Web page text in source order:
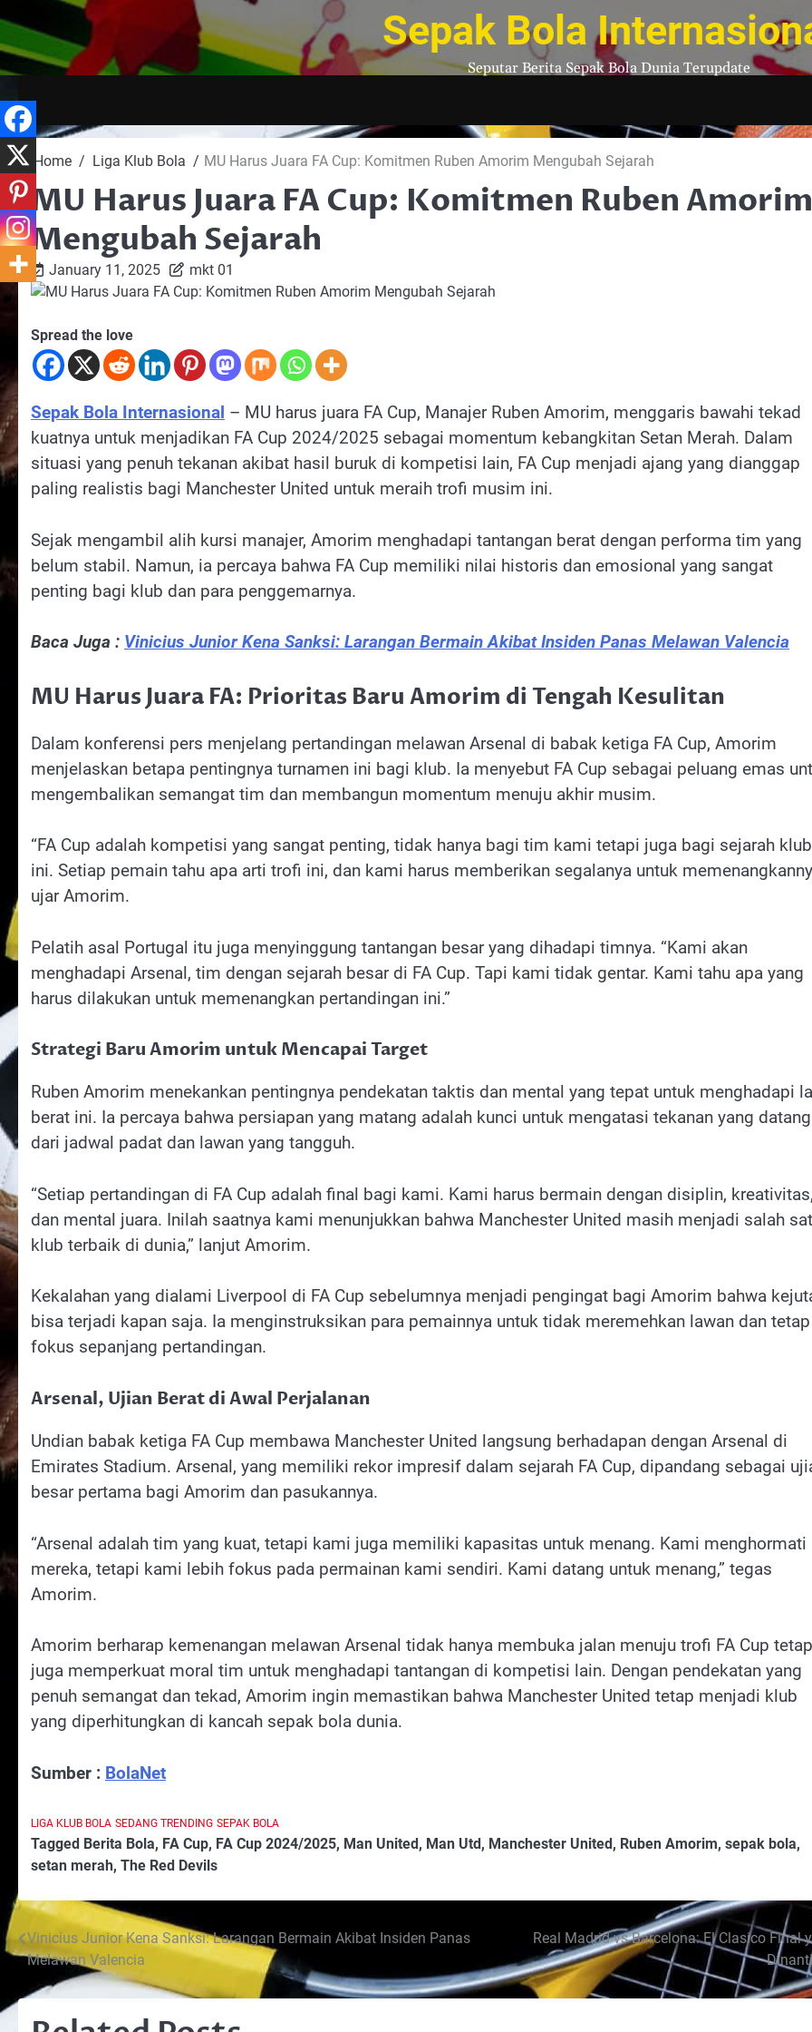
content
Sepak Bola
Seputar Berita Sepak Bola Dunia Terupdate
Home Liga Klub Bola MU Harus Juara FA Cup: Komitmen Ruben Amorim Mengubah Sejarah
MU Harus Juara FA Cup: Komitmen Ruben Amorim
Mengubah Sejarah
January 11, 2025 mkt 01
Spread the love
Sepak Bola Internasional – MU harus juara FA Cup, Manajer Ruben Amorim, menggaris bawahi tekad
kuatnya untuk menjadikan FA Cup 2024/2025 sebagai momentum kebangkitan Setan Merah. Dalam
situasi yang penuh tekanan akibat hasil buruk di kompetisi lain, FA Cup menjadi ajang yang dianggap
paling realistis bagi Manchester United untuk meraih trofi musim ini.
Sejak mengambil alih kursi manajer, Amorim menghadapi tantangan berat dengan performa tim yang
belum stabil. Namun, ia percaya bahwa FA Cup memiliki nilai historis dan emosional yang sangat
penting bagi klub dan para penggemarnya.
Baca Juga : Vinicius Junior Kena Sanksi: Larangan Bermain Akibat Insiden Panas Melawan Valencia
MU Harus Juara FA: Prioritas Baru Amorim di Tengah Kesulitan
Dalam konferensi pers menjelang pertandingan melawan Arsenal di babak ketiga FA Cup, Amorim
menjelaskan betapa pentingnya turnamen ini bagi klub. Ia menyebut FA Cup sebagai peluang emas
mengembalikan semangat tim dan membangun momentum menuju akhir musim.
“FA Cup adalah kompetisi yang sangat penting, tidak hanya bagi tim kami tetapi juga bagi sejarah klub
ini. Setiap pemain tahu apa arti trofi ini, dan kami harus memberikan segalanya untuk
ujar Amorim.
Pelatih asal Portugal itu juga menyinggung tantangan besar yang dihadapi timnya. “Kami akan
menghadapi Arsenal, tim dengan sejarah besar di FA Cup. Tapi kami tidak gentar. Kami tahu apa yang
harus dilakukan untuk memenangkan pertandingan ini.”
Strategi Baru Amorim untuk Mencapai Target
Ruben Amorim menekankan pentingnya pendekatan taktis dan mental yang tepat untuk menghadapi
berat ini. Ia percaya bahwa persiapan yang matang adalah kunci untuk mengatasi tekanan yang datang
dari jadwal padat dan lawan yang tangguh.
“Setiap pertandingan di FA Cup adalah final bagi kami. Kami harus bermain dengan disiplin,
dan mental juara. Inilah saatnya kami menunjukkan bahwa Manchester United masih menjadi salah
klub terbaik di dunia,” lanjut Amorim.
Kekalahan yang dialami Liverpool di FA Cup sebelumnya menjadi pengingat bagi Amorim bahwa
bisa terjadi kapan saja. Ia menginstruksikan para pemainnya untuk tidak meremehkan lawan dan tetap
fokus sepanjang pertandingan.
Arsenal, Ujian Berat di Awal Perjalanan
Undian babak ketiga FA Cup membawa Manchester United langsung berhadapan dengan Arsenal di
Emirates Stadium. Arsenal, yang memiliki rekor impresif dalam sejarah FA Cup, dipandang sebagai
besar pertama bagi Amorim dan pasukannya.
“Arsenal adalah tim yang kuat, tetapi kami juga memiliki kapasitas untuk menang. Kami menghormati
mereka, tetapi kami lebih fokus pada permainan kami sendiri. Kami datang untuk menang,” tegas
Amorim.
Amorim berharap kemenangan melawan Arsenal tidak hanya membuka jalan menuju trofi FA Cup
juga memperkuat moral tim untuk menghadapi tantangan di kompetisi lain. Dengan pendekatan yang
penuh semangat dan tekad, Amorim ingin memastikan bahwa Manchester United tetap menjadi klub
yang diperhitungkan di kancah sepak bola dunia.
Sumber : BolaNet
LIGA KLUB BOLA SEDANG TRENDING SEPAK BOLA
Tagged Berita Bola, FA Cup, FA Cup 2024/2025, Man United , Man Utd , Manchester United , Ruben Amorim, sepak bola,
setan merah, The Red Devils
Post
navigation
Vinicius Junior Kena Sanksi: Larangan Bermain Akibat Insiden Panas
Melawan Valencia
Real Madrid vs Barcelona: El Clasico Final